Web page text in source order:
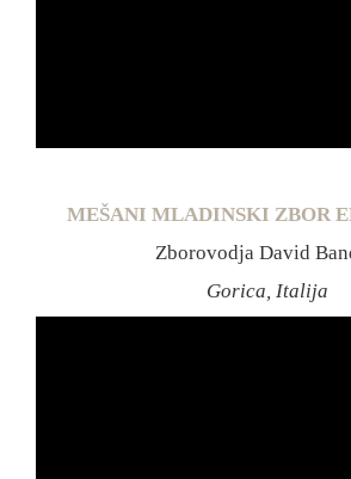
MEŠANI MLADINSKI ZBOR
Zborovodja David
Gorica, Italija